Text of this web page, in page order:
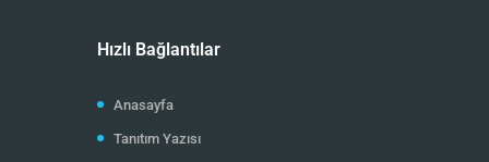
Hızlı Bağlantılar
Anasayfa
Tanıtım Yazısı